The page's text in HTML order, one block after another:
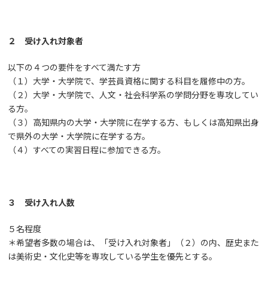
２ 受け入れ対象者
以下の４つの要件をすべて満たす方
（１）大学・大学院で、学芸員資格に関する科目を履修中の方。
（２）大学・大学院で、人文・社会科学系の学問分野を専攻してい
る方。
（３）高知県内の大学・大学院に在学する方、もしくは高知県出身
で県外の大学・大学院に在学する方。
（４）すべての実習日程に参加できる方。
３ 受け入れ人数
５名程度
＊希望者多数の場合は、「受け入れ対象者」（２）の内、歴史また
は美術史・文化史等を専攻している学生を優先とする。